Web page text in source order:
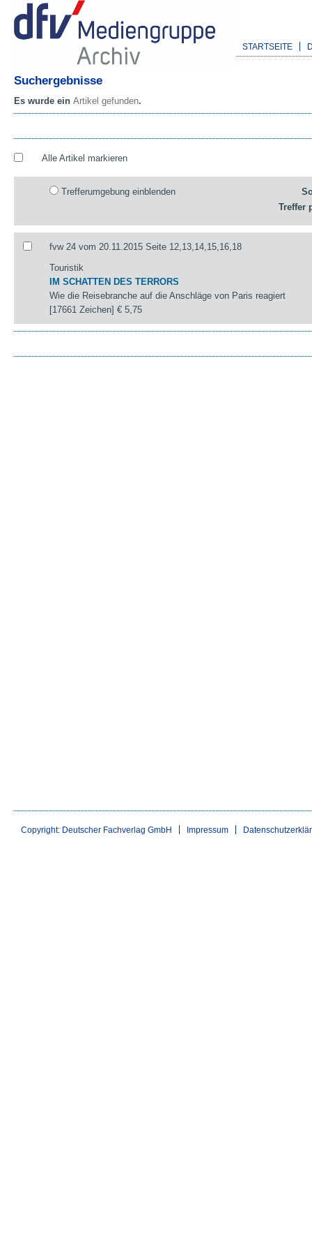
STARTSEITE
Suchergebnisse
Es wurde ein Artikel gefunden.
Alle Artikel markieren
Trefferumgebung einblenden
Treffer
fvw 24 vom 20.11.2015 Seite 12,13,14,15,16,18
Touristik
IM SCHATTEN DES TERRORS
Wie die Reisebranche auf die Anschläge von Paris reagiert
[17661 Zeichen]€ 5,75
Copyright: Deutscher Fachverlag GmbH Impressum